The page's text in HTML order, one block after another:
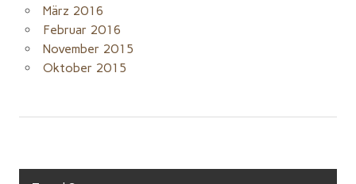
März 2016
Februar 2016
November 2015
Oktober 2015